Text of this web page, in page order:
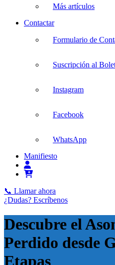
Más artículos
Contactar
Formulario de
Suscripción al
Instagram
Facebook
WhatsApp
Manifiesto
📞 Llamar ahora
¿Dudas? Escríbenos
Descubre el
Perdido desde
Etapas